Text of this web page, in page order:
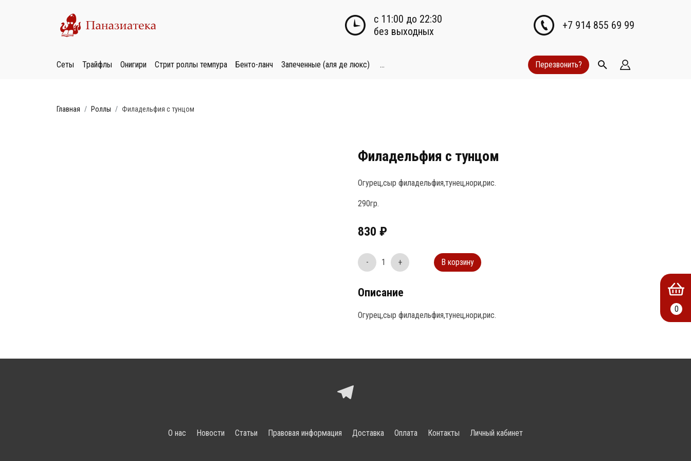
с 11:00 до 22:30
без выходных
+7 914 855 69 99
Сеты Трайфлы Онигири Стрит роллы темпура Бенто-ланч Запеченные (аля де люкс) ... Перезвонить?
Главная Роллы Филадельфия с тунцом
Филадельфия с тунцом
Огурец,сыр филадельфия,тунец,нори,рис.
290гр.
830 ₽
- 1 + В корзину
Описание
Огурец,сыр филадельфия,тунец,нори,рис.
О нас Новости Статьи Правовая информация Доставка Оплата Контакты Личный кабинет
0